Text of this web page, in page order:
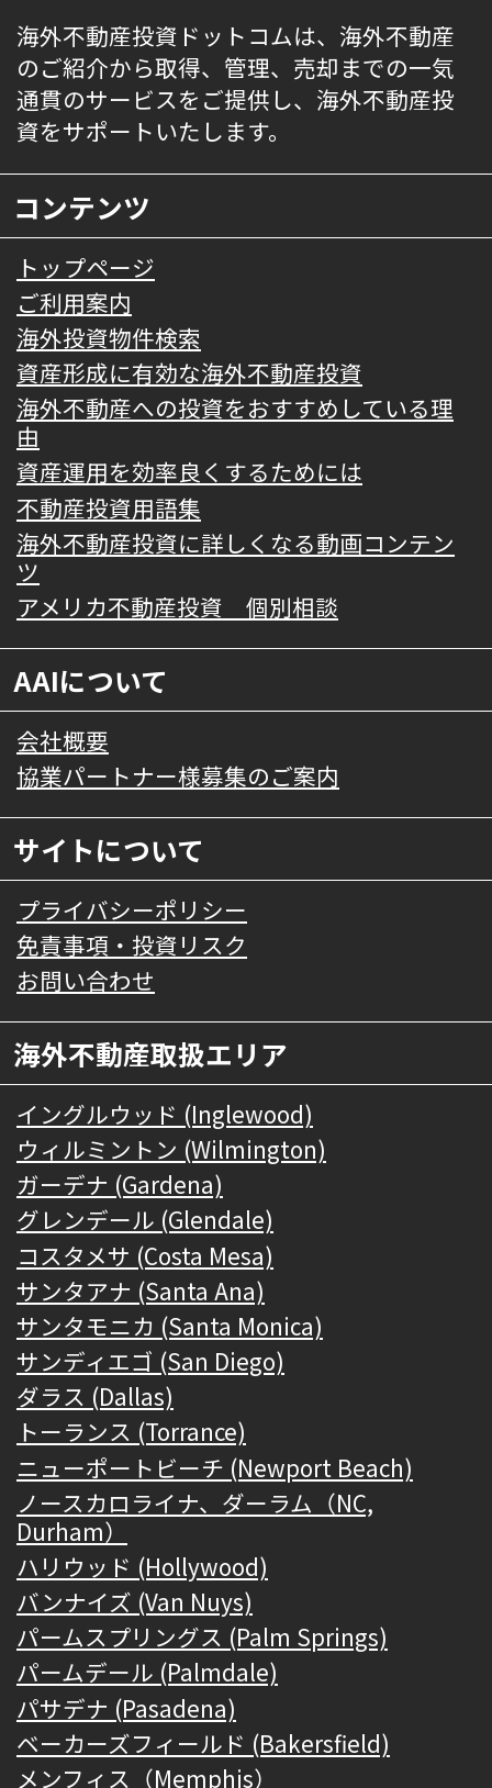
海外不動産投資ドットコムは、海外不動産
のご紹介から取得、管理、売却までの一気
通貫のサービスをご提供し、海外不動産投
資をサポートいたします。
コンテンツ
トップページ
ご利用案内
海外投資物件検索
資産形成に有効な海外不動産投資
海外不動産への投資をおすすめしている理
由
資産運用を効率良くするためには
不動産投資用語集
海外不動産投資に詳しくなる動画コンテン
ツ
アメリカ不動産投資 個別相談
AAIについて
会社概要
協業パートナー様募集のご案内
サイトについて
プライバシーポリシー
免責事項・投資リスク
お問い合わせ
海外不動産取扱エリア
イングルウッド (Inglewood)
ウィルミントン (Wilmington)
ガーデナ (Gardena)
グレンデール (Glendale)
コスタメサ (Costa Mesa)
サンタアナ (Santa Ana)
サンタモニカ (Santa Monica)
サンディエゴ (San Diego)
ダラス (Dallas)
トーランス (Torrance)
ニューポートビーチ (Newport Beach)
ノースカロライナ、ダーラム（NC,
Durham）
ハリウッド (Hollywood)
バンナイズ (Van Nuys)
パームスプリングス (Palm Springs)
パームデール (Palmdale)
パサデナ (Pasadena)
ベーカーズフィールド (Bakersfield)
メンフィス（Memphis）